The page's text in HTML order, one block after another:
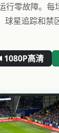
行零故障。每
星追踪和禁
1080P高清